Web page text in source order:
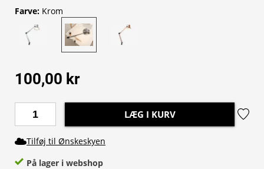
Farve: Krom
100,00 kr
LÆG I KURV
Tilføj til Ønskeskyen
På lager i webshop